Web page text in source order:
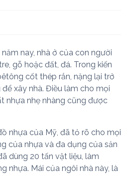
nay, nhà ở của con người
gỗ hoặc đất, đá. Trong kiến
cốt thép rắn, nặng lại trở
xây nhà. Điều làm cho mọi
nhựa nhẹ nhàng cũng được
nhựa của Mỹ, đã tỏ rõ cho mọi
của nhựa và đa dụng của sản
dùng 20 tấn vật liệu, làm
nhựa. Mái của ngôi nhà này, là